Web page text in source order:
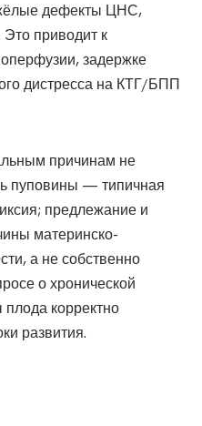
дефекты ЦНС,
приводит к
задержке
дистресса на КТГ/БПП
причинам не
пуповины — типичная
предлежание и
материнско-
а не собственно
о хронической
корректно
развития.